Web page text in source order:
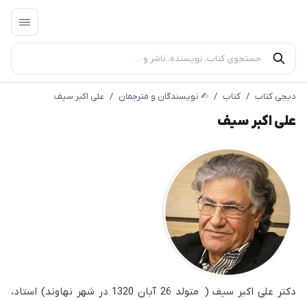
دیجی کتاب / کتاب / ✍︎ نویسندگان و مترجمان / علی اکبر سیف
علی اکبر سیف
دکتر علی اکبر سیف ( متولد 26 آبان 1320 در شهر نهاوند) استاد،